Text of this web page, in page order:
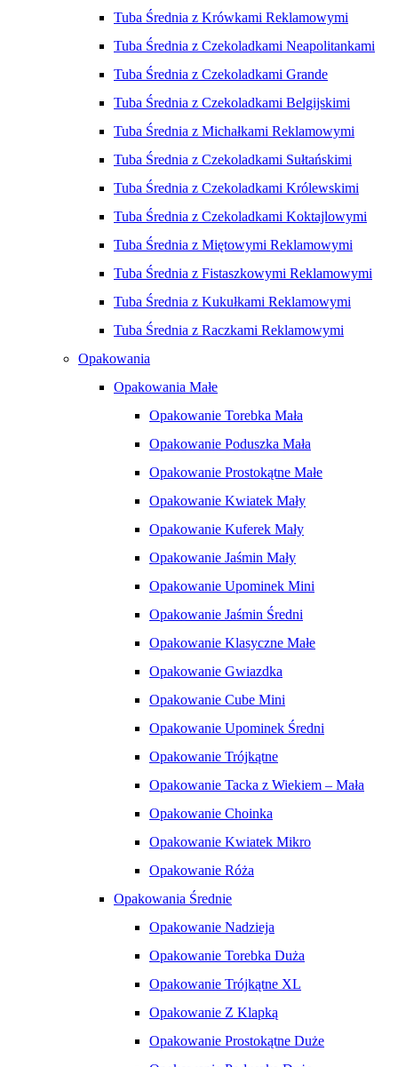
Tuba Średnia z Krówkami Reklamowymi
Tuba Średnia z Czekoladkami Neapolitankami
Tuba Średnia z Czekoladkami Grande
Tuba Średnia z Czekoladkami Belgijskimi
Tuba Średnia z Michałkami Reklamowymi
Tuba Średnia z Czekoladkami Sułtańskimi
Tuba Średnia z Czekoladkami Królewskimi
Tuba Średnia z Czekoladkami Koktajlowymi
Tuba Średnia z Miętowymi Reklamowymi
Tuba Średnia z Fistaszkowymi Reklamowymi
Tuba Średnia z Kukułkami Reklamowymi
Tuba Średnia z Raczkami Reklamowymi
Opakowania
Opakowania Małe
Opakowanie Torebka Mała
Opakowanie Poduszka Mała
Opakowanie Prostokątne Małe
Opakowanie Kwiatek Mały
Opakowanie Kuferek Mały
Opakowanie Jaśmin Mały
Opakowanie Upominek Mini
Opakowanie Jaśmin Średni
Opakowanie Klasyczne Małe
Opakowanie Gwiazdka
Opakowanie Cube Mini
Opakowanie Upominek Średni
Opakowanie Trójkątne
Opakowanie Tacka z Wiekiem – Mała
Opakowanie Choinka
Opakowanie Kwiatek Mikro
Opakowanie Róża
Opakowania Średnie
Opakowanie Nadzieja
Opakowanie Torebka Duża
Opakowanie Trójkątne XL
Opakowanie Z Klapką
Opakowanie Prostokątne Duże